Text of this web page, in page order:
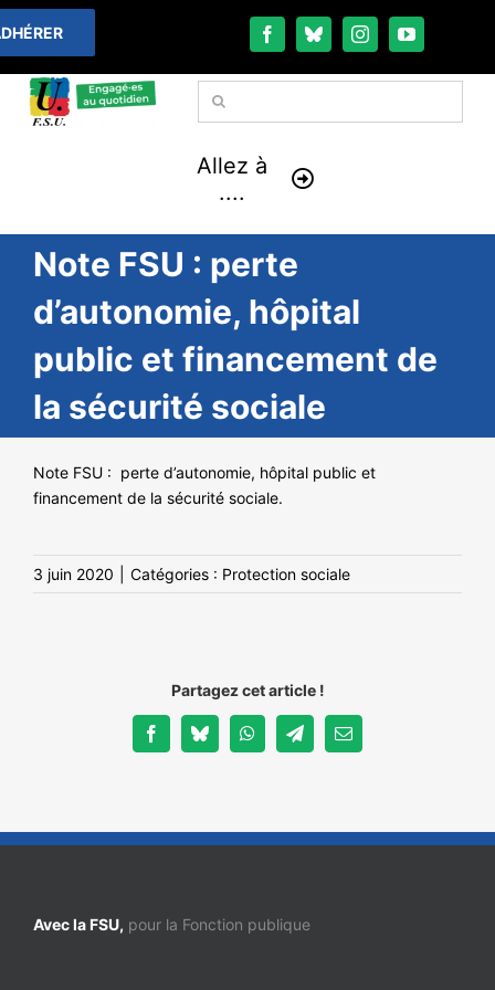
Passer
au
contenu
Rechercher:
Allez à
....
À LA UNE
THÉMATIQUES
LA VIE FÉDÉRALE
COMMUNIQUÉS
NOS ACTIONS
Note FSU : perte
d’autonomie, hôpital
public et financement de
la sécurité sociale
Note FSU : perte d’autonomie, hôpital public et
financement de la sécurité sociale.
3 juin 2020 Catégories : Protection sociale
Partagez cet article !
FacebookBlueskyWhatsAppTelegramEmail
Avec la FSU, pour la Fonction publique